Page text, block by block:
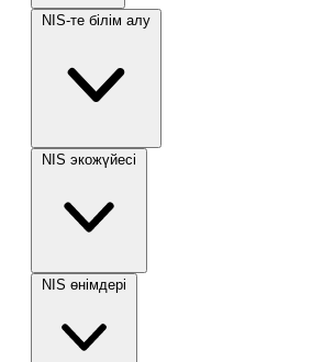
NIS-те білім алу
NIS экожүйесі
NIS өнімдері